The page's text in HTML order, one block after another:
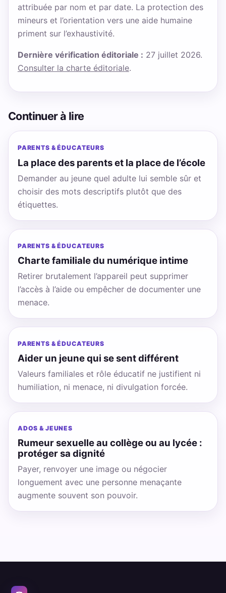
attribuée par nom et par date. La protection des
mineurs et l’orientation vers une aide humaine
priment sur l’exhaustivité.
Dernière vérification éditoriale : 27 juillet 2026.
Consulter la charte éditoriale.
Continuer à lire
PARENTS & ÉDUCATEURS
La place des parents et la place de l’école
Demander au jeune quel adulte lui semble sûr et
choisir des mots descriptifs plutôt que des
étiquettes.
PARENTS & ÉDUCATEURS
Charte familiale du numérique intime
Retirer brutalement l’appareil peut supprimer
l’accès à l’aide ou empêcher de documenter une
menace.
PARENTS & ÉDUCATEURS
Aider un jeune qui se sent différent
Valeurs familiales et rôle éducatif ne justifient ni
humiliation, ni menace, ni divulgation forcée.
ADOS & JEUNES
Rumeur sexuelle au collège ou au lycée :
protéger sa dignité
Payer, renvoyer une image ou négocier
longuement avec une personne menaçante
augmente souvent son pouvoir.